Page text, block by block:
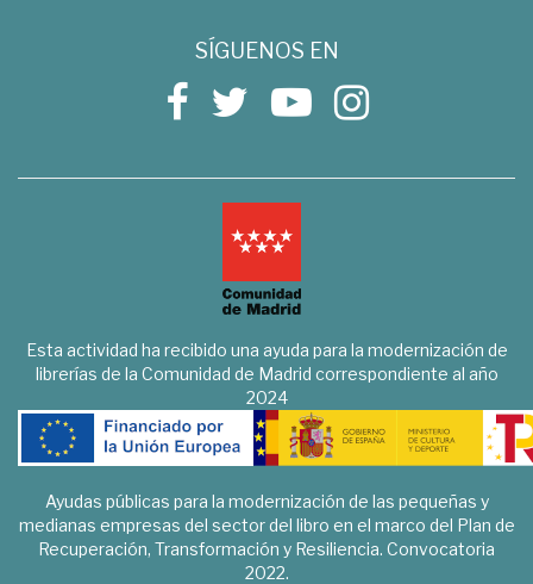
SÍGUENOS EN
Esta actividad ha recibido una ayuda para la modernización de
librerías de la Comunidad de Madrid correspondiente al año
2024
Ayudas públicas para la modernización de las pequeñas y
medianas empresas del sector del libro en el marco del Plan de
Recuperación, Transformación y Resiliencia. Convocatoria
2022.